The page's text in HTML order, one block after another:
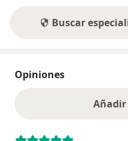
Buscar
Opiniones